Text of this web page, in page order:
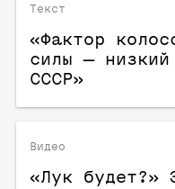
Текст
«Фактор
силы —
СССР»
Видео
«Лук будет?»